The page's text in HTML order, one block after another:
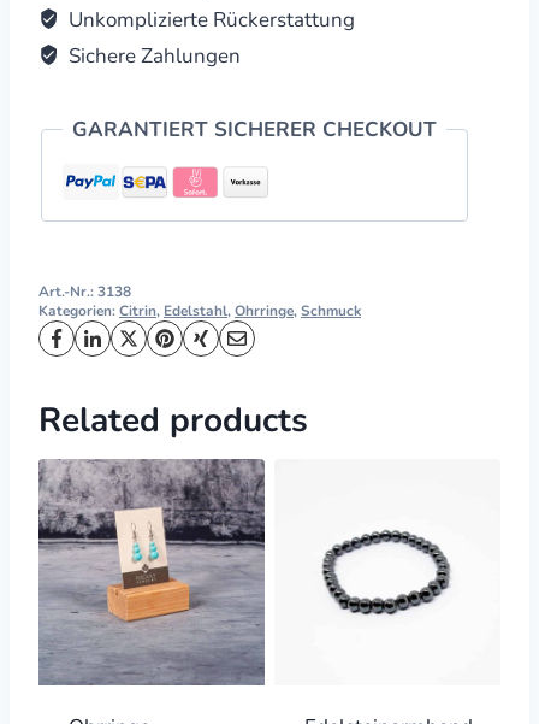
Unkomplizierte Rückerstattung
Sichere Zahlungen
GARANTIERT SICHERER CHECKOUT
Art.-Nr.:3138
Kategorien:Citrin, Edelstahl,Ohrringe,Schmuck
Related products